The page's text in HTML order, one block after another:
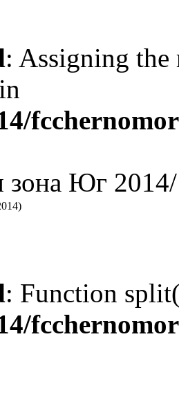
: Assigning the
зона Юг
: Function